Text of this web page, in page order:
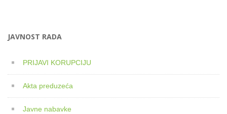
JAVNOST RADA
PRIJAVI KORUPCIJU
Akta preduzeća
Javne nabavke